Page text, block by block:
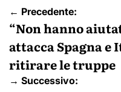
Navigazione
articoli
← Precedente:
“Non hanno
attacca Spagna e
ritirare le truppe
→ Successivo: